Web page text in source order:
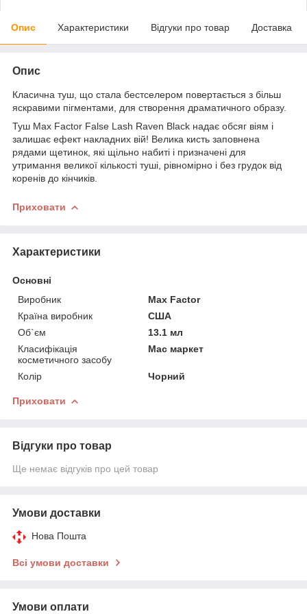
Опис Характеристики Відгуки про товар Доставка
Опис
Класична туш, що стала бестселером повертається з більш
яскравими пігментами, для створення драматичного образу.
Туш Max Factor False Lash Raven Black надає обсяг віям і
залишає ефект накладних вій! Велика кисть заповнена
рядами щетинок, які щільно набиті і призначені для
утримання великої кількості туші, рівномірно і без грудок від
коренів до кінчиків.
Приховати
Характеристики
Основні
Виробник
Max Factor
Країна виробник
США
Об`єм
13.1 мл
Класифікація
косметичного засобу
Мас маркет
Колір Чорний
Приховати
Відгуки про товар
Ще немає відгуків про цей товар
Умови доставки
Нова Пошта
Всі умови доставки
Умови оплати